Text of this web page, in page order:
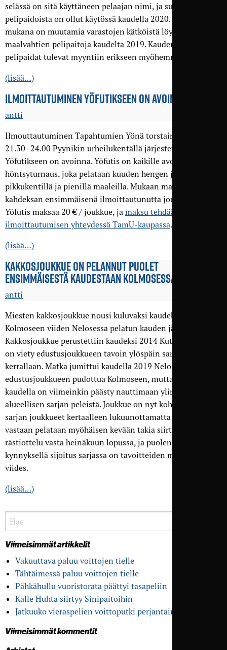
selässä on sitä käyttäneen pelaajan nimi, ja suurin osa
pelipaidoista on ollut käytössä kaudella 2020. Lisäksi
mukana on muutamia varastojen kätköistä löytyneitä
maalvahtien pelipaitoja kaudelta 2019. Kauden 2021
pelipaidat tulevat myyntiin erikseen myöhemmin.
(lisää…)
ILMOITTAUTUMINEN YÖFUTIKSEEN ON AVOINNA
antti
Ilmouttautuminen Tapahtumien Yönä torstaina 4.8. klo
21.30–24.00 Pyynikin urheilukentällä järjestettävään
Yöfutikseen on avoinna. Yöfutis on kaikille avoin
höntsyturnaus, joka pelataan kuuden hengen joukkueilla
pikkukentillä ja pienillä maaleilla. Mukaan mahtuu
kahdeksan ensimmäisenä ilmoittautunutta joukkuetta.
Yöfutis maksaa 20 € / joukkue, ja maksu tehdään
ilmoittautumisen yhteydessä TamU-kaupassa.
(lisää…)
KAKKOS­JOUKKUE ON PELANNUT PUOLET
ENSIMMÄISESTÄ KAUDESTAAN KOLMOSESSA
antti
Miesten kakkosjoukkue nousi kuluvaksi kaudeksi
Kolmoseen viiden Nelosessa pelatun kauden jälkeen.
Kakkosjoukkue perustettiin kaudeksi 2014 Kutoseen, ja sitä
on viety edustusjoukkueen tavoin ylöspäin sarjataso
kerrallaan. Matka jumittui kaudella 2019 Neloseen
edustusjoukkueen pudottua Kolmoseen, mutta tällä
kaudella on viimeinkin päästy nauttimaan ylimmän
alueellisen sarjan peleistä. Joukkue on nyt kohdannut kaikki
sarjan joukkueet kertaalleen lukuunottamatta TKT:tä, jota
vastaan pelataan myöhäisen kevään takia siirtynyt
rästiottelu vasta heinäkuun lopussa, ja puolenvälin krouvin
kynnyksellä sijoitus sarjassa on tavoitteiden mukaisesti
viides.
(lisää…)
Viimeisimmät artikkelit
Vakuuttava paluu voittojen tielle
Tähtäimessä paluu voittojen tielle
Pähkähullu vuoristo­rata päättyi tasapeliin
Kalle Huhta siirtyy Sinipaitoihin
Jatkuuko vieras­pelien voitto­putki perjantaina?
Viimeisimmät kommentit